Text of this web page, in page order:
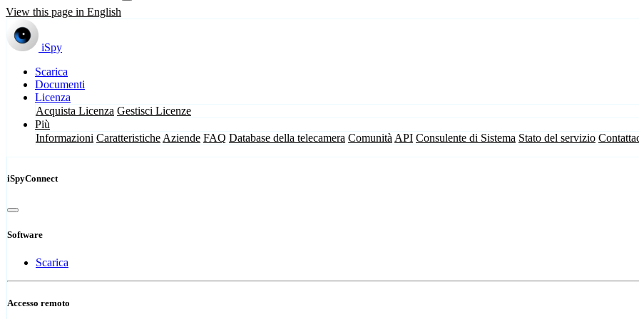
View this page in English
iSpy
Scarica
Documenti
Licenza
Acquista Licenza Gestisci Licenze
Più
Informazioni Caratteristiche Aziende FAQ Database della telecamera Comunità API Consulente di Sistema Stato del servizio
iSpyConnect
Software
Scarica
Accesso remoto